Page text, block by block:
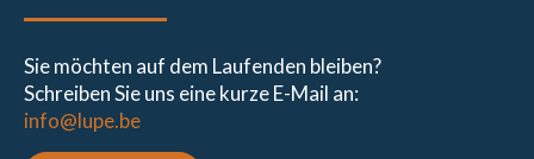
Sie möchten auf dem Laufenden bleiben?
Schreiben Sie uns eine kurze E-Mail an:
info@lupe.be